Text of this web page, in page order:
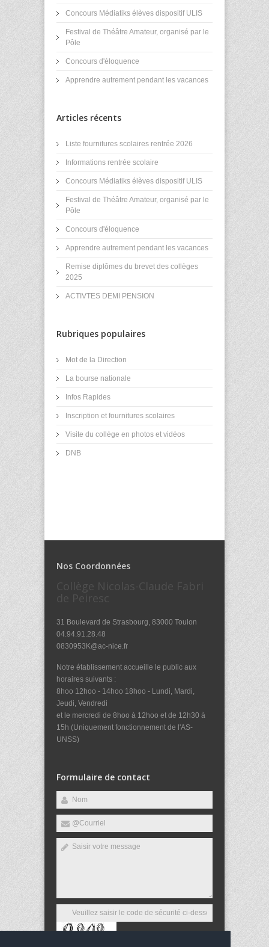
Concours Médiatiks élèves dispositif ULIS
Festival de Théâtre Amateur, organisé par le
Pôle
Concours d'éloquence
Apprendre autrement pendant les vacances
Articles récents
Liste fournitures scolaires rentrée 2026
Informations rentrée scolaire
Concours Médiatiks élèves dispositif ULIS
Festival de Théâtre Amateur, organisé par le
Pôle
Concours d'éloquence
Apprendre autrement pendant les vacances
Remise diplômes du brevet des collèges
2025
ACTIVTES DEMI PENSION
Rubriques populaires
Mot de la Direction
La bourse nationale
Infos Rapides
Inscription et fournitures scolaires
Visite du collège en photos et vidéos
DNB
Nos Coordonnées
Collège Nicolas-Claude Fabri
de Peiresc
31 Boulevard de Strasbourg, 83000 Toulon
04.94.91.28.48
0830953K@ac-nice.fr
Notre établissement accueille le public aux
horaires suivants :
8hoo 12hoo - 14hoo 18hoo - Lundi, Mardi,
Jeudi, Vendredi
et le mercredi de 8hoo à 12hoo et de 12h30 à
15h (Uniquement fonctionnement de l'AS-
UNSS)
Formulaire de contact